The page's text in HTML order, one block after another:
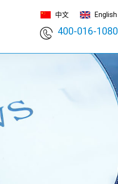
中文 English
 400-016-1080